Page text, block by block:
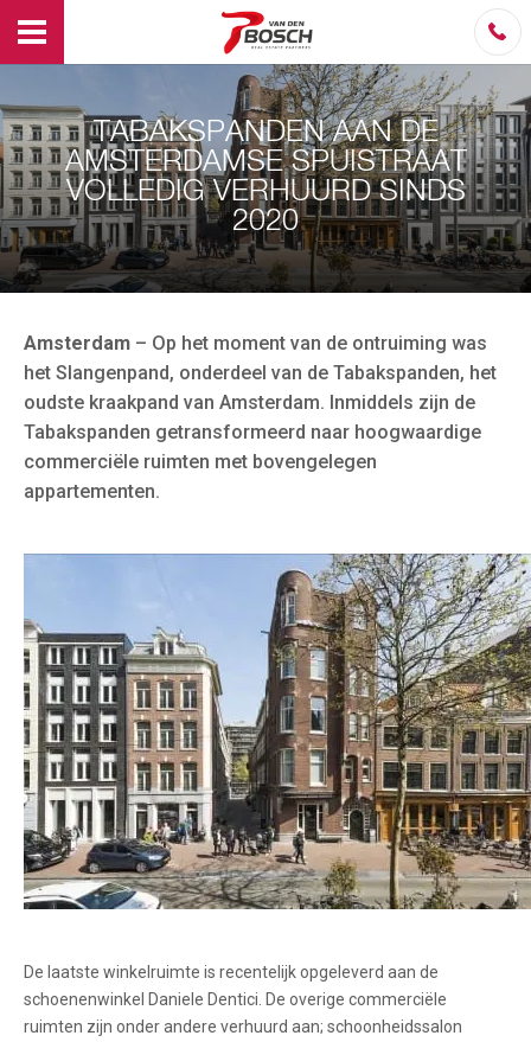
TABAKSPANDEN AAN DE
AMSTERDAMSE SPUISTRAAT
VOLLEDIG VERHUURD SINDS
2020
Amsterdam – Op het moment van de ontruiming was
het Slangenpand, onderdeel van de Tabakspanden, het
oudste kraakpand van Amsterdam. Inmiddels zijn de
Tabakspanden getransformeerd naar hoogwaardige
commerciële ruimten met bovengelegen
appartementen.
De laatste winkelruimte is recentelijk opgeleverd aan de
schoenenwinkel Daniele Dentici. De overige commerciële
ruimten zijn onder andere verhuurd aan; schoonheidssalon